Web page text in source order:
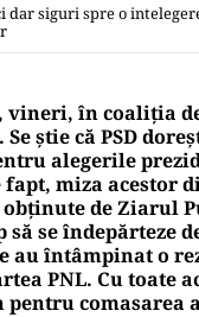
dar siguri spre o
vineri, în coaliția
știe că PSD
alegerile
fapt, miza acestor
de Ziarul
să se îndepărteze
au întâmpinat o
PNL. Cu toate
comasarea